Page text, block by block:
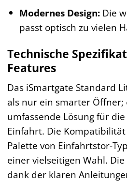
Modernes Design:Die
passt optisch zu vielen
Technische
Features
Das iSmartgate Standard
als nur ein smarter Öffner;
umfassende Lösung für
Einfahrt. Die
Palette von Einfahrtstor-
einer vielseitigen Wahl.
dank der klaren